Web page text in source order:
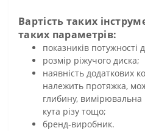
Вартість таких
таких параметрів:
показників потужності
розмір ріжучого диска;
наявність додаткових
належить протяжка,
глибину,
кута різу тощо;
бренд-виробник.